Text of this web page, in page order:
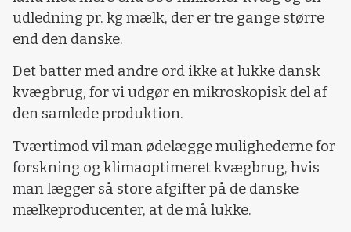
udledning pr. kg mælk, der er tre gange større
end den danske.
Det batter med andre ord ikke at lukke dansk
kvægbrug, for vi udgør en mikroskopisk del af
den samlede produktion.
Tværtimod vil man ødelægge mulighederne for
forskning og klimaoptimeret kvægbrug, hvis
man lægger så store afgifter på de danske
mælkeproducenter, at de må lukke.